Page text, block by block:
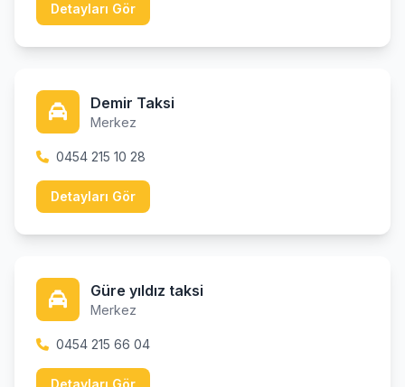
Detayları Gör
Demir Taksi
Merkez
0454 215 10 28
Detayları Gör
Güre yıldız taksi
Merkez
0454 215 66 04
Detayları Gör